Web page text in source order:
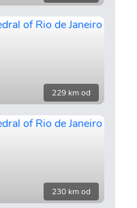
229 km od
230 km od